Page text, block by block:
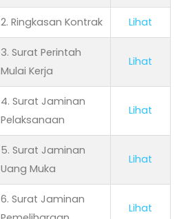
2. Ringkasan Kontrak Lihat
3. Surat Perintah
Mulai Kerja
Lihat
4. Surat Jaminan
Pelaksanaan
Lihat
5. Surat Jaminan
Uang Muka
Lihat
6. Surat Jaminan
Lihat